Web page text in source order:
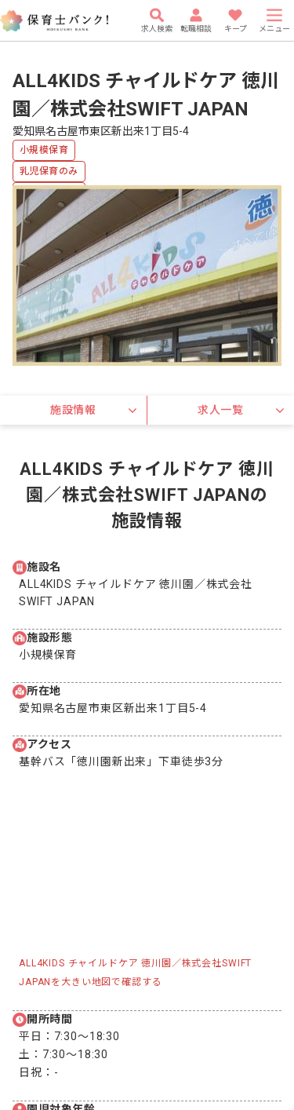
求人検索 転職相談 キープ メニュー
ALL4KIDS チャイルドケア 徳川
園／株式会社SWIFT JAPAN
愛知県名古屋市東区新出来1丁目5-4
小規模保育
乳児保育のみ
英語が使える
複数園あり
福利厚生充実
車通勤可
有給
駅近5分以内
施設情報 求人一覧
ALL4KIDS チャイルドケア 徳川
園／株式会社SWIFT JAPANの
施設情報
施設名
ALL4KIDS チャイルドケア 徳川園／株式会社
SWIFT JAPAN
施設形態
小規模保育
所在地
愛知県名古屋市東区新出来1丁目5-4
アクセス
基幹バス「徳川園新出来」下車徒歩3分
ALL4KIDS チャイルドケア 徳川園／株式会社SWIFT
JAPANを大きい地図で確認する
開所時間
平日： 7:30〜18:30
土： 7:30〜18:30
日祝： -